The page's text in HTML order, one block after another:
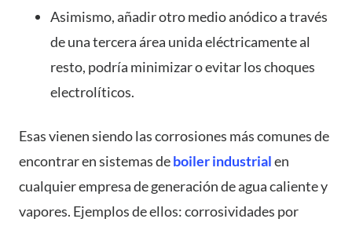
Asimismo, añadir otro medio anódico a través
de una tercera área unida eléctricamente al
resto, podría minimizar o evitar los choques
electrolíticos.
Esas vienen siendo las corrosiones más comunes de
encontrar en sistemas deboiler industrialen
cualquier empresa de generación de agua caliente y
vapores. Ejemplos de ellos: corrosividades por